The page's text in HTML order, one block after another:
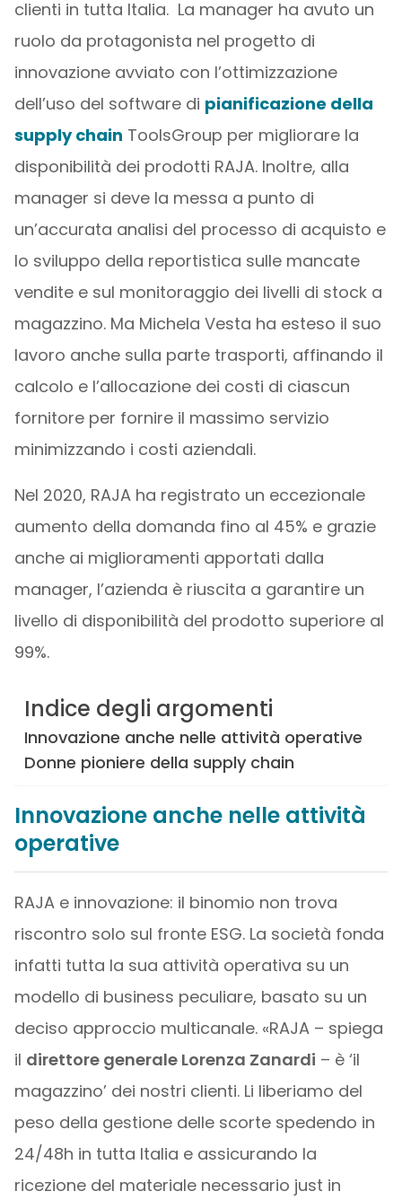
clienti in tutta Italia. La manager ha avuto un
ruolo da protagonista nel progetto di
innovazione avviato con l’ottimizzazione
dell’uso del software di pianificazione della
supply chain ToolsGroup per migliorare la
disponibilità dei prodotti RAJA. Inoltre, alla
manager si deve la messa a punto di
un’accurata analisi del processo di acquisto e
lo sviluppo della reportistica sulle mancate
vendite e sul monitoraggio dei livelli di stock a
magazzino. Ma Michela Vesta ha esteso il suo
lavoro anche sulla parte trasporti, affinando il
calcolo e l’allocazione dei costi di ciascun
fornitore per fornire il massimo servizio
minimizzando i costi aziendali.
Nel 2020, RAJA ha registrato un eccezionale
aumento della domanda fino al 45% e grazie
anche ai miglioramenti apportati dalla
manager, l’azienda è riuscita a garantire un
livello di disponibilità del prodotto superiore al
99%.
Indice degli argomenti
Innovazione anche nelle attività operative
Donne pioniere della supply chain
Innovazione anche nelle attività
operative
RAJA e innovazione: il binomio non trova
riscontro solo sul fronte ESG. La società fonda
infatti tutta la sua attività operativa su un
modello di business peculiare, basato su un
deciso approccio multicanale. «RAJA – spiega
il direttore generale Lorenza Zanardi – è ‘il
magazzino’ dei nostri clienti. Li liberiamo del
peso della gestione delle scorte spedendo in
24/48h in tutta Italia e assicurando la
ricezione del materiale necessario just in